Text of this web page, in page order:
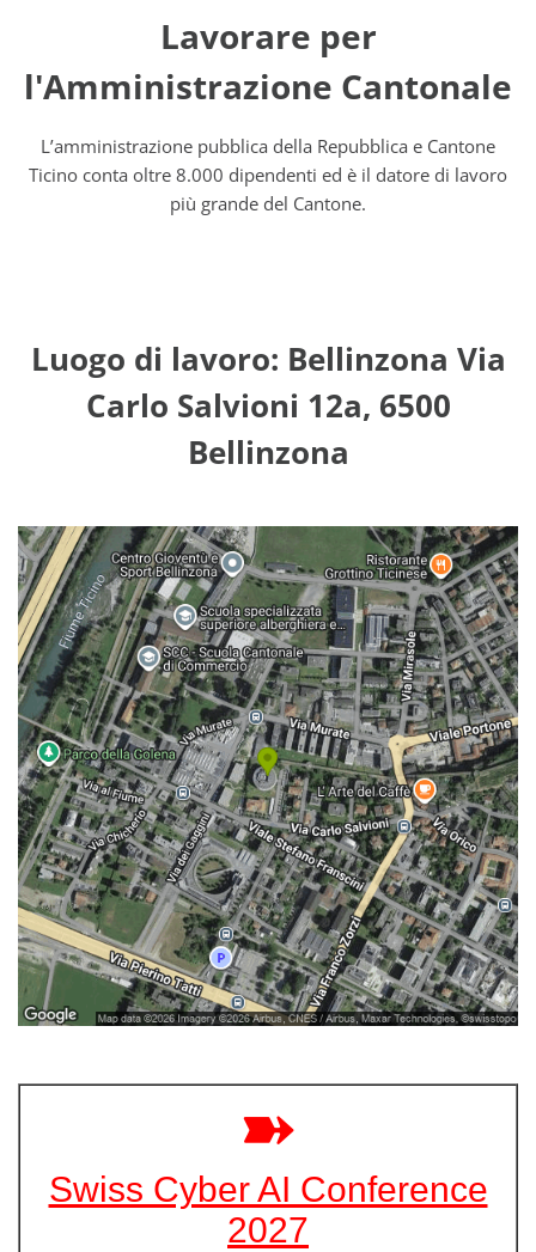
Lavorare per
l'Amministrazione Cantonale
L’amministrazione pubblica della Repubblica e Cantone
Ticino conta oltre 8.000 dipendenti ed è il datore di lavoro
più grande del Cantone.
Luogo di lavoro: Bellinzona Via
Carlo Salvioni 12a, 6500
Bellinzona